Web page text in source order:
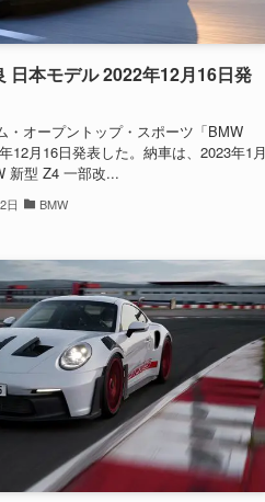
日本モデル 2022年12月16日発
・オープントップ・スポーツ「BMW
12月16日発表した。納車は、2023年1月
新型 Z4 一部改...
日 BMW